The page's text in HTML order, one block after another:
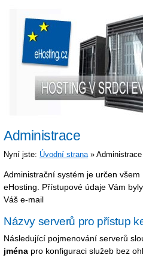
Administrace
Nyní jste: Úvodní strana » Administrace
Administrační systém je určen
eHosting. Přístupové údaje Vám
Váš e-mail
Názvy serverů pro přístup
Následující pojmenování serverů
jména pro konfiguraci služeb bez